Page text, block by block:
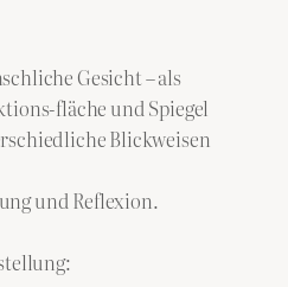
Gesicht – als
fläche und Spiegel
Blickweisen
und Reflexion.